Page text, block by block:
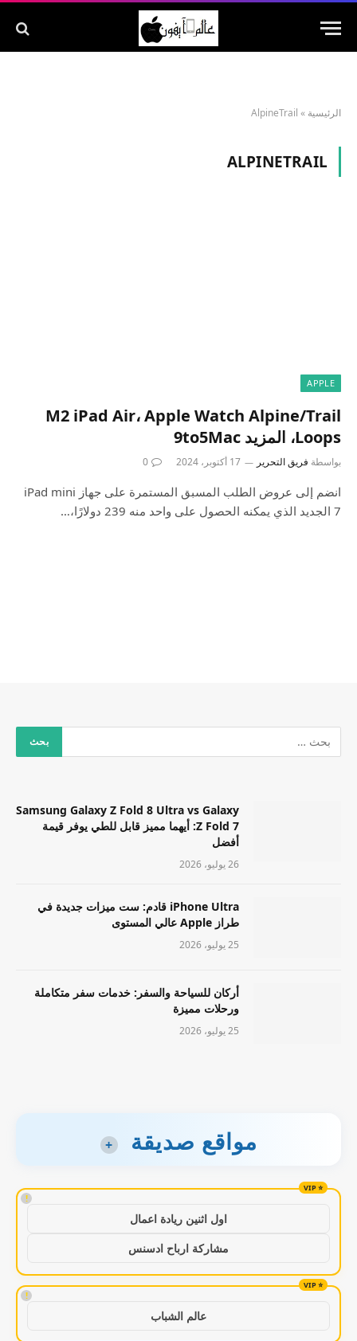
الرئيسية »
AlpineTrail
ALPINETRAIL
APPLE
M2 iPad Air، Apple Watch Alpine/Trail
Loops، المزيد 9to5Mac
بواسطة فريق التحرير 17 أكتوبر، 2024 0
انضم إلى عروض الطلب المسبق المستمرة على جهاز iPad mini
7 الجديد الذي يمكنه الحصول على واحد منه 239 دولارًا،…
Samsung Galaxy Z Fold 8 Ultra vs Galaxy
Z Fold 7: أيهما مميز قابل للطي يوفر قيمة
أفضل
26 يوليو، 2026
iPhone Ultra قادم: ست ميزات جديدة في
طراز Apple عالي المستوى
25 يوليو، 2026
أركان للسياحة والسفر: خدمات سفر متكاملة
ورحلات مميزة
25 يوليو، 2026
مواقع صديقة +
!
اول اثنين ريادة اعمال
مشاركة ارباح ادسنس
!
عالم الشباب